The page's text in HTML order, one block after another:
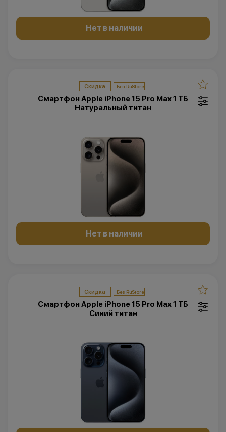
Нет в наличии
Скидка
Смартфон Apple iPhone 15 Pro Max 1 ТБ
Натуральный титан
Нет в наличии
Скидка
Смартфон Apple iPhone 15 Pro Max 1 ТБ
Синий титан